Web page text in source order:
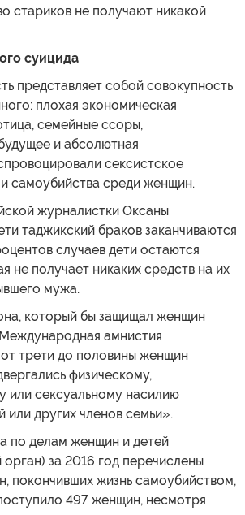
стариков не получают никакой
суицида
представляет собой совокупность
плохая экономическая
семейные ссоры,
и абсолютная
сексистское
самоубийства среди женщин.
журналистки Оксаны
таджикский браков заканчиваются
случаев дети остаются
не получает никаких средств на их
мужа.
который бы защищал женщин
амнистия
трети до половины женщин
физическому,
или сексуальному насилию
других членов семьи».
по делам женщин и детей
орган) за 2016 год перечислены
покончивших жизнь самоубийством,
497 женщин, несмотря